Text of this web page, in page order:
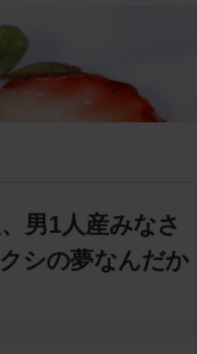
男1人産みなさ
シの夢なんだか